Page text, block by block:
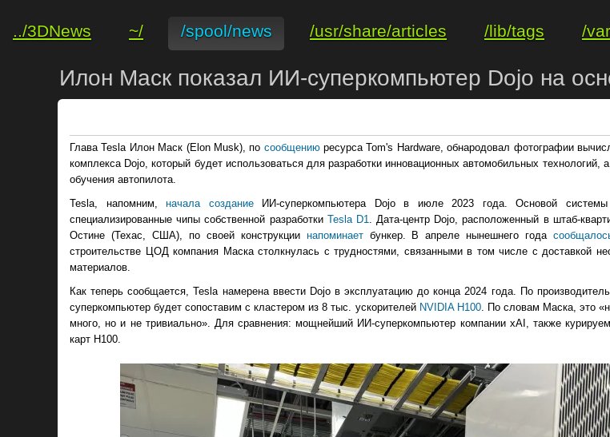
../3DNews ~/ /spool/news /usr/share/articles /lib/tags /
Илон Маск показал ИИ-суперкомпьютер Dojo на
Глава Tesla Илон Маск (Elon Musk), по сообщениюресурса Tom's Hardware, обнародовал фотографии
комплекса Dojo, который будет использоваться для разработки инновационных автомобильных технологий,
обучения автопилота.
Tesla, напомним, начала созданиеИИ-суперкомпьютера Dojo в июле 2023 года. Основой системы
специализированные чипы собственной разработки Tesla D1. Дата-центр Dojo, расположенный в штаб-
Остине (Техас, США), по своей конструкции напоминаетбункер. В апреле нынешнего года
строительстве ЦОД компания Маска столкнулась с трудностями, связанными в том числе с доставкой
материалов.
Как теперь сообщается, Tesla намерена ввести Dojo в эксплуатацию до конца 2024 года. По
суперкомпьютер будет сопоставим с кластером из 8 тыс. ускорителей NVIDIA H100. По словам Маска, это
много, но и не тривиально». Для сравнения: мощнейший ИИ-суперкомпьютер компании xAI, также
карт H100.